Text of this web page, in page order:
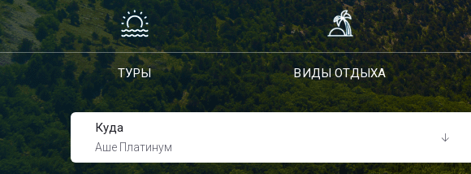
ТУРЫ ВИДЫ ОТДЫХА
Куда
Аше Платинум